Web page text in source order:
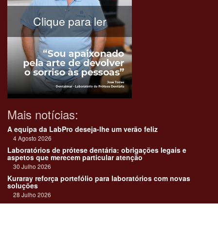
Clique para ler
Mais notícias:
A equipa da LabPro deseja-lhe um verão feliz
4 Agosto 2026
Laboratórios de prótese dentária: obrigações legais e
aspetos que merecem particular atenção
30 Julho 2026
Kuraray reforça portefólio para laboratórios com novas
soluções
28 Julho 2026
"Devemos encarar cada caso como uma história construída